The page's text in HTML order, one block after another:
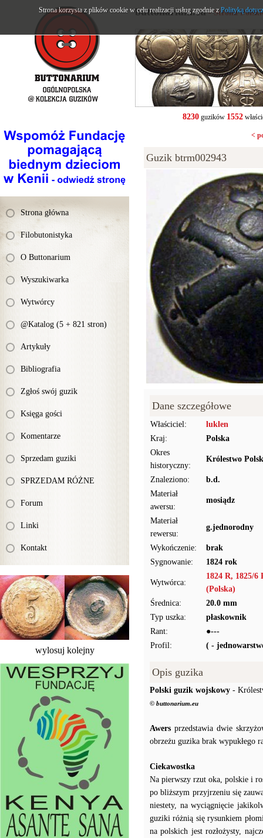
Strona główna
Filobutonistyka
O Buttonarium
Wyszukiwarka
Wytwórcy
@Katalog (5 + 821 stron)
Artykuły
Bibliografia
Zgłoś swój guzik
Księga gości
Komentarze
Sprzedam guziki
SPRZEDAM RÓŻNE
Forum
Linki
Kontakt
wylosuj kolejny
buttonarium.eu- Strona
8230guzików 1552
<
Guzik btrm002943
Dane szczegółowe
Właściciel:
luklen
Kraj:
Polska
Okres
historyczny:
Królestwo
Znaleziono:
b.d.
Materiał
awersu:
mosiądz
Materiał
rewersu:
g.jednorodny
Wykończenie:
brak
Sygnowanie:
1824 rok
Wytwórca:
1824 R, 1825/6
(Polska)
Średnica:
20.0 mm
Typ uszka:
płaskownik
Rant:
●---
Profil:
( -
Opis guzika
Polski guzik wojskowy -
© buttonarium.eu
Awers przedstawia dwie
obrzeżu guzika brak wypukłego
Ciekawostka
Na pierwszy rzut oka, polskie i
po bliższym przyjrzeniu się
niestety, na wyciągnięcie
guziki różnią się rysunkiem
na polskich jest rozłożysty,
Strona korzysta z plików cookie w celu realizacji usług zgodnie zPolityką